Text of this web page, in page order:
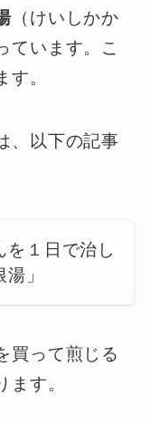
（けいしかか
ています。こ
。
、以下の記事
を１日で治し
」
買って煎じる
ます。